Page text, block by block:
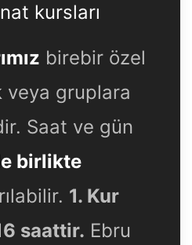
kursları
birebir özel
veya gruplara
Saat ve gün
birlikte
1. Kur
saattir. Ebru